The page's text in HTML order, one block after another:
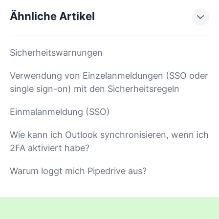
Ähnliche Artikel
Sicherheitswarnungen
Verwendung von Einzelanmeldungen (SSO oder
single sign-on) mit den Sicherheitsregeln
Einmalanmeldung (SSO)
Wie kann ich Outlook synchronisieren, wenn ich
2FA aktiviert habe?
Warum loggt mich Pipedrive aus?